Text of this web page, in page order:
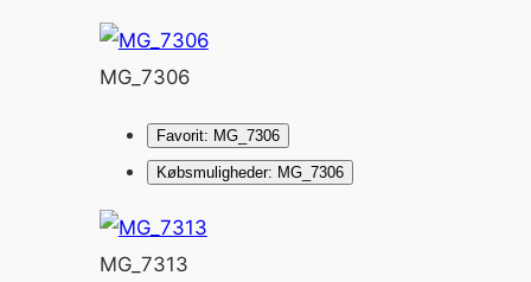
MG_7306
Favorit: MG_7306
Købsmuligheder: MG_7306
MG_7313